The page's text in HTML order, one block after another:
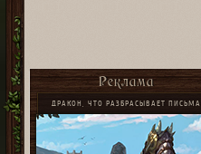
Реклама
ДРАКОН, ЧТО РАЗБРАСЫВАЕТ ПИСЬМА